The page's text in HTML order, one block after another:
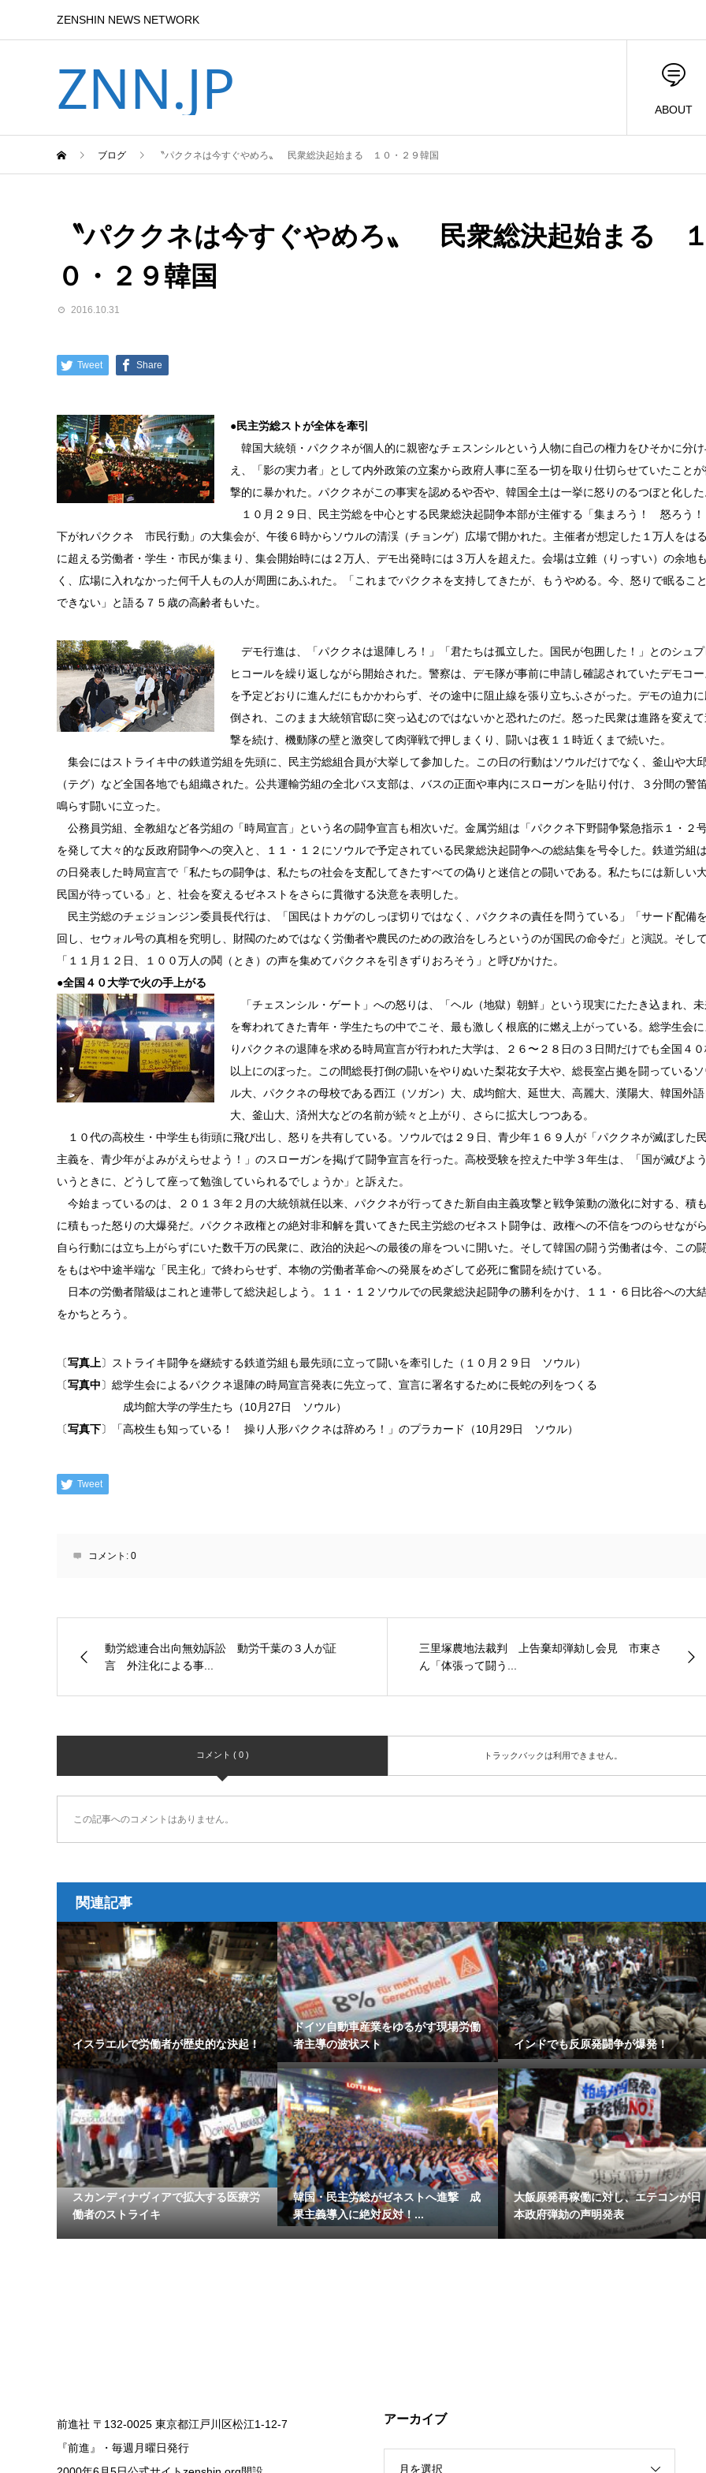
ZENSHIN NEWS NETWORK
ZNN.JP ABOUT
ブログ 〝パククネは今すぐやめろ〟 民衆総決起始まる １０・２９韓国
〝パククネは今すぐやめろ〟 民衆総決起始まる １
０・２９韓国
2016.10.31
Tweet Share
●民主労総ストが全体を牽引
韓国大統領・パククネが個人的に親密なチェスンシルという人物に自己の権力をひそかに分
え、「影の実力者」として内外政策の立案から政府人事に至る一切を取り仕切らせていたこと
撃的に暴かれた。パククネがこの事実を認めるや否や、韓国全土は一挙に怒りのるつぼと化した
１０月２９日、民主労総を中心とする民衆総決起闘争本部が主催する「集まろう！ 怒ろう
下がれパククネ 市民行動」の大集会が、午後６時からソウルの清渓（チョンゲ）広場で開かれた。主催者が想定した１万人をは
に超える労働者・学生・市民が集まり、集会開始時には２万人、デモ出発時には３万人を超えた。会場は立錐（りっすい）の余地
く、広場に入れなかった何千人もの人が周囲にあふれた。「これまでパククネを支持してきたが、もうやめる。今、怒りで眠るこ
できない」と語る７５歳の高齢者もいた。
デモ行進は、「パククネは退陣しろ！」「君たちは孤立した。国民が包囲した！」とのシュプ
ヒコールを繰り返しながら開始された。警察は、デモ隊が事前に申請し確認されていたデモコー
を予定どおりに進んだにもかかわらず、その途中に阻止線を張り立ちふさがった。デモの迫力
倒され、このまま大統領官邸に突っ込むのではないかと恐れたのだ。怒った民衆は進路を変えて
撃を続け、機動隊の壁と激突して肉弾戦で押しまくり、闘いは夜１１時近くまで続いた。
集会にはストライキ中の鉄道労組を先頭に、民主労総組合員が大挙して参加した。この日の行動はソウルだけでなく、釜山や大
（テグ）など全国各地でも組織された。公共運輸労組の全北バス支部は、バスの正面や車内にスローガンを貼り付け、３分間の警
鳴らす闘いに立った。
公務員労組、全教組など各労組の「時局宣言」という名の闘争宣言も相次いだ。金属労組は「パククネ下野闘争緊急指示１・２号
を発して大々的な反政府闘争への突入と、１１・１２にソウルで予定されている民衆総決起闘争への総結集を号令した。鉄道労組
の日発表した時局宣言で「私たちの闘争は、私たちの社会を支配してきたすべての偽りと迷信との闘いである。私たちには新しい
民国が待っている」と、社会を変えるゼネストをさらに貫徹する決意を表明した。
民主労総のチェジョンジン委員長代行は、「国民はトカゲのしっぽ切りではなく、パククネの責任を問うている」「サード配備
回し、セウォル号の真相を究明し、財閥のためではなく労働者や農民のための政治をしろというのが国民の命令だ」と演説。そして
「１１月１２日、１００万人の鬨（とき）の声を集めてパククネを引きずりおろそう」と呼びかけた。
●全国４０大学で火の手上がる
「チェスンシル・ゲート」への怒りは、「ヘル（地獄）朝鮮」という現実にたたき込まれ、
を奪われてきた青年・学生たちの中でこそ、最も激しく根底的に燃え上がっている。総学生会に
りパククネの退陣を求める時局宣言が行われた大学は、２６〜２８日の３日間だけでも全国４０
以上にのぼった。この間総長打倒の闘いをやりぬいた梨花女子大や、総長室占拠を闘っているソ
ル大、パククネの母校である西江（ソガン）大、成均館大、延世大、高麗大、漢陽大、韓国外語
大、釜山大、済州大などの名前が続々と上がり、さらに拡大しつつある。
１０代の高校生・中学生も街頭に飛び出し、怒りを共有している。ソウルでは２９日、青少年１６９人が「パククネが滅ぼした
主義を、青少年がよみがえらせよう！」のスローガンを掲げて闘争宣言を行った。高校受験を控えた中学３年生は、「国が滅びよ
いうときに、どうして座って勉強していられるでしょうか」と訴えた。
今始まっているのは、２０１３年２月の大統領就任以来、パククネが行ってきた新自由主義攻撃と戦争策動の激化に対する、積
に積もった怒りの大爆発だ。パククネ政権との絶対非和解を貫いてきた民主労総のゼネスト闘争は、政権への不信をつのらせなが
自ら行動には立ち上がらずにいた数千万の民衆に、政治的決起への最後の扉をついに開いた。そして韓国の闘う労働者は今、この
をもはや中途半端な「民主化」で終わらせず、本物の労働者革命への発展をめざして必死に奮闘を続けている。
日本の労働者階級はこれと連帯して総決起しよう。１１・１２ソウルでの民衆総決起闘争の勝利をかけ、１１・６日比谷への大
をかちとろう。
〔写真上〕ストライキ闘争を継続する鉄道労組も最先頭に立って闘いを牽引した（１０月２９日 ソウル）
〔写真中〕総学生会によるパククネ退陣の時局宣言発表に先立って、宣言に署名するために長蛇の列をつくる
成均館大学の学生たち（10月27日 ソウル）
〔写真下〕「高校生も知っている！ 操り人形パククネは辞めろ！」のプラカード（10月29日 ソウル）
Tweet
コメント: 0
動労総連合出向無効訴訟 動労千葉の３人が証
言 外注化による事...
三里塚農地法裁判 上告棄却弾劾し会見 市東さ
ん「体張って闘う...
コメント ( 0 ) トラックバックは利用できません。
この記事へのコメントはありません。
関連記事
イスラエルで労働者が歴史的な決起！
ドイツ自動車産業をゆるがす現場労働
者主導の波状スト
インドでも反原発闘争が爆発！
スカンディナヴィアで拡大する医療労
働者のストライキ
韓国・民主労総がゼネストへ進撃 成
果主義導入に絶対反対！...
大飯原発再稼働に対し、エテコンが日
本政府弾劾の声明発表
前進社 〒132-0025 東京都江戸川区松江1-12-7
『前進』・毎週月曜日発行
アーカイブ
月を選択